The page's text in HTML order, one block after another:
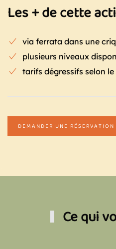
Les + de cette
via ferrata dans une
plusieurs niveaux
tarifs dégressifs selon
DEMANDER UNE RÉSERVATION
Ce qui